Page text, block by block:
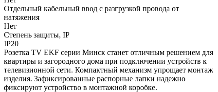
Отдельный кабельный ввод с разгрузкой провода от
натяжения
Нет
Степень защиты, IP
IP20
Розетка TV EKF серии Минск станет отличным решением для
квартиры и загородного дома при подключении устройств к
телевизионной сети. Компактный механизм упрощает монтаж
изделия. Зафиксированные распорные лапки надежно
фиксируют устройство в монтажной коробке.